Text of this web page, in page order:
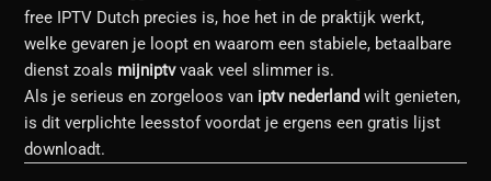
free IPTV Dutch precies is, hoe het in de praktijk werkt,
welke gevaren je loopt en waarom een stabiele, betaalbare
dienst zoals mijniptvvaak veel slimmer is.
Als je serieus en zorgeloos van iptv nederland wilt genieten,
is dit verplichte leesstof voordat je ergens een gratis lijst
downloadt.